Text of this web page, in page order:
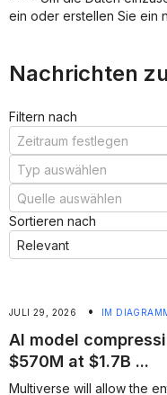
ein oder erstellen Sie ein
Nachrichten
Filtern nach
Sortieren nach
JULI 29, 2026 • IM
AI model
$570M at $1.7B ...
Multiverse will allow the